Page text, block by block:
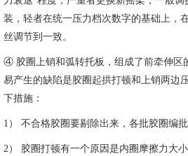
装，轻者在统一压力档次数字的基础上，
丝调节到一致。
④ 胶圈上销和弧转托板，组成了前牵伸区
易产生的缺陷是胶圈起拱打顿和上销两边
下措施：
1） 不合格胶圈要剔除出来，各批胶圈编
2） 胶圈打顿有一个原因是内圈摩擦力大